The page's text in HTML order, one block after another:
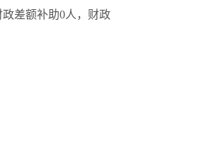
差额补助0人，财政